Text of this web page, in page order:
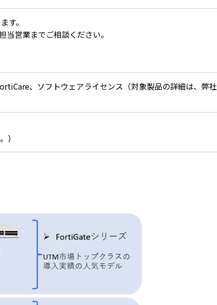
す。
営業までご相談ください。
、ソフトウェアライセンス（対象製品の詳細は、弊社
）